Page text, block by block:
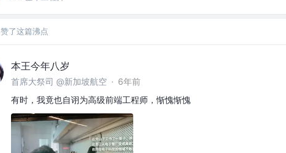
赞了这篇沸点
本王今年八岁
首席大祭司 @新加坡航空 · 6年前
有时，我竟也自诩为高级前端工程师，惭愧惭愧